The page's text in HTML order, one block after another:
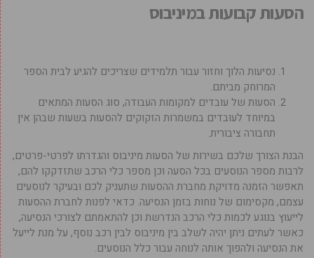
הסעות קבועות במיניבוס
נסיעות הלוך וחזור עבור תלמידים שצריכים להגיע לבית הספר
המרוחק מביתם.
הסעות של עובדים למקומות העבודה, סוג הסעות המתאים
במיוחד לעובדים במשמרות הזקוקים להסעות בשעות שבהן אין
תחבורה ציבורית.
הבנת הצורך שלכם בשירות של הסעות מיניבוס והגדרתו לפרטי-פרטים,
לרבות מספר הנוסעים בכל הסעה וכן מספר כלי הרכב שתזדקקו להם,
תאפשר הזמנה מדויקת מחברת ההסעות שתעניק לכם ובעיקר לנוסעים
עצמם, מקסימום של נוחות בזמן הנסיעה. כדאי לפנות לחברת ההסעות
לייעוץ בנוגע לכמות כלי הרכב הנדרשת וכן להתאמתם לצורכי הנסיעה,
כאשר לעתים ניתן יהיה לשלב בין מיניבוס לבין רכב נוסף, על מנת לייעל
את הנסיעה ולהפוך אותה לנוחה עבור כלל הנוסעים.